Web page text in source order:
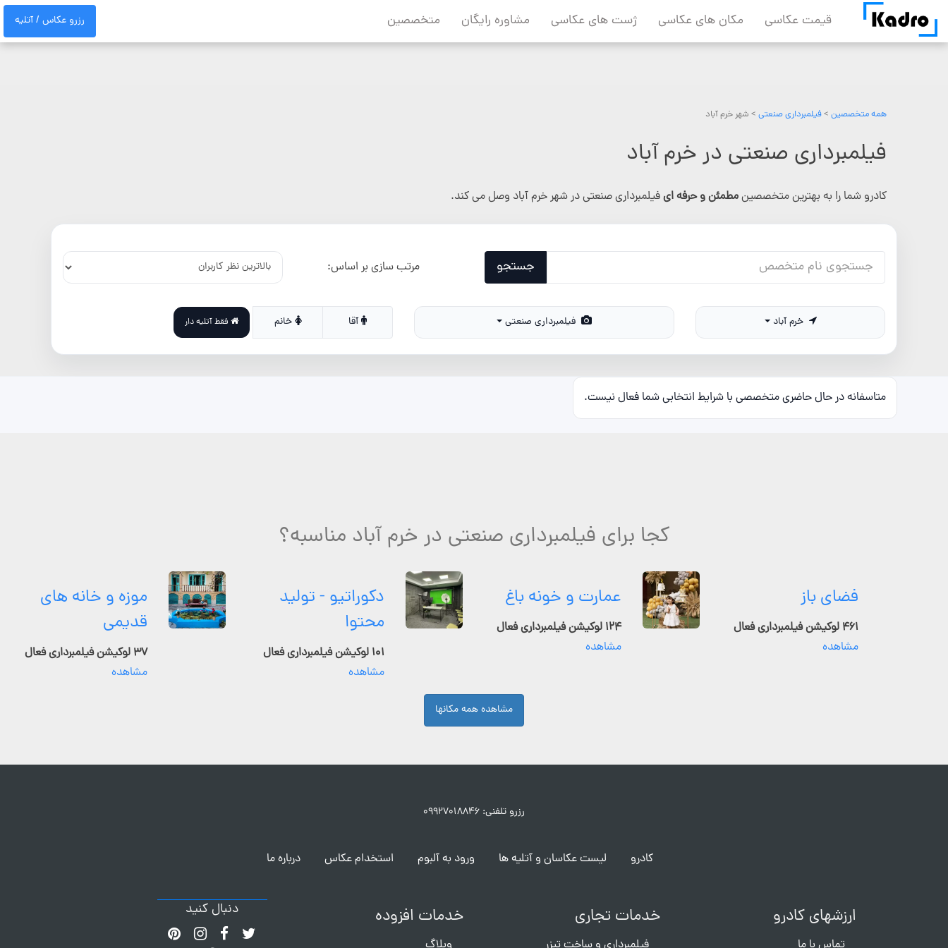
content
قیمت عکاسی مکان های عکاسی ژست های عکاسی مشاوره رایگان متخصصین رزرو عکاس / آتلیه
همه متخصصین >فیلمبرداری صنعتی > شهر خرم آباد
فیلمبرداری صنعتی در خرم آباد
کادرو شما را به بهترین متخصصینمطمئن و حرفه ایفیلمبرداری صنعتی در شهر خرم آباد وصل می کند.
جستجو مرتب سازی بر اساس:
خرم آباد فیلمبرداری صنعتی آقا خانم فقط آتلیه دار
متاسفانه در حال حاضری متخصصی با شرایط انتخابی شما فعال نیست.
کجا برای فیلمبرداری صنعتی در خرم آباد مناسبه؟
فضای باز
۴۶۱ لوکیشن فیلمبرداری فعال
مشاهده
عمارت و خونه باغ
۱۲۴ لوکیشن فیلمبرداری فعال
مشاهده
دکوراتیو - تولید
محتوا
۱۰۱ لوکیشن فیلمبرداری فعال
مشاهده
موزه و خانه های
قدیمی
۳۷ لوکیشن فیلمبرداری فعال
مشاهده
مشاهده همه مکانها
رزرو تلفنی: ۰۹۹۲۷۰۱۸۸۴۶
کادرو لیست عکاسان و آتلیه ها ورود به آلبوم استخدام عکاس درباره ما
ارزشهای کادرو خدمات تجاری خدمات افزوده دنبال کنید